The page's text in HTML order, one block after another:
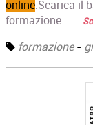
online.Scarica il
formazione... …
formazione-